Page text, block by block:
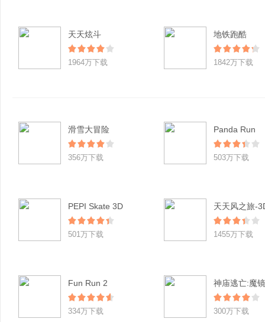
天天炫斗
1964万下载
地铁跑酷
1842万下载
滑雪大冒险
356万下载
Panda Run
503万下载
PEPI Skate 3D
501万下载 1455万下载
Fun Run 2
334万下载
神庙逃亡:魔
300万下载